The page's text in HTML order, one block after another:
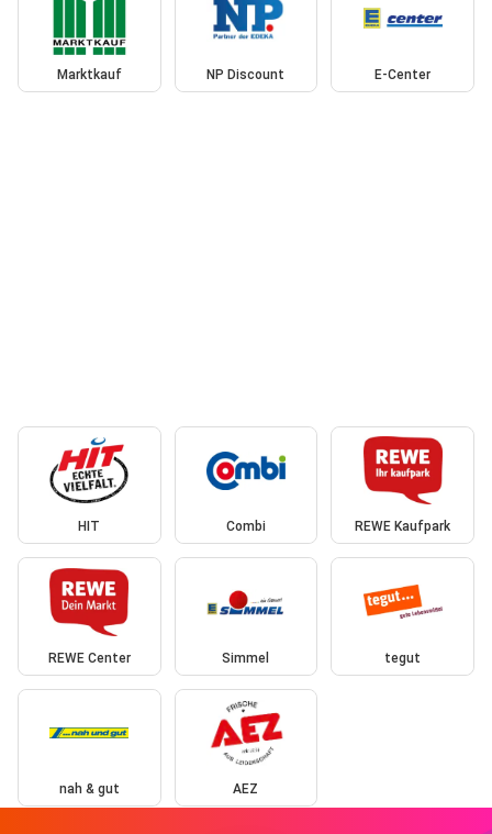
Marktkauf NP Discount E-Center
HIT Combi REWE Kaufpark
REWE Center Simmel tegut
nah & gut AEZ